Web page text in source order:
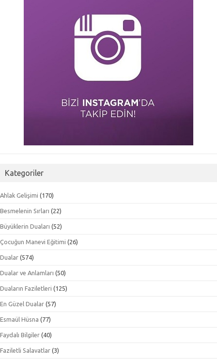
Kategoriler
Ahlak Gelişimi (170)
Besmelenin Sırları (22)
Büyüklerin Duaları (52)
Çocuğun Manevi Eğitimi (26)
Dualar (574)
Dualar ve Anlamları (50)
Duaların Faziletleri (125)
En Güzel Dualar (57)
Esmaül Hüsna (77)
Faydalı Bilgiler (40)
Faziletli Salavatlar (3)